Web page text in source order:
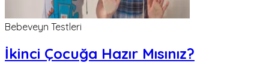
Bebeveyn Testleri
İkinci Çocuğa Hazır Mısınız?